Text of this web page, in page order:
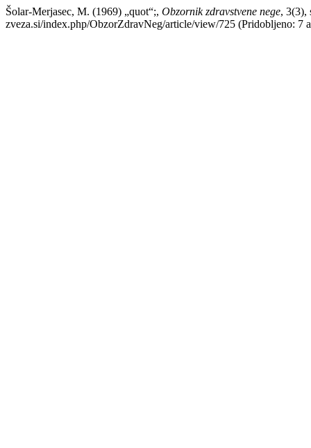
Šolar-Merjasec, M. (1969) „quot“;, Obzornik zdravstvene nege, 3(3),
zveza.si/index.php/ObzorZdravNeg/article/view/725 (Pridobljeno: 7